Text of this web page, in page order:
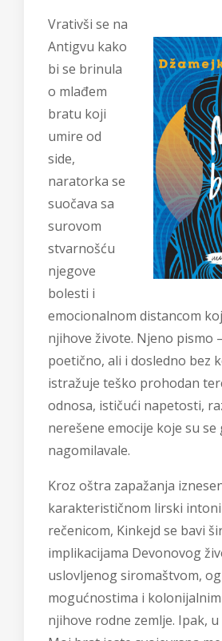
Vrativši se na
Antigvu kako
bi se brinula
o mlađem
bratu koji
umire od
side,
naratorka se
suočava sa
surovom
stvarnošću
njegove
bolesti i
emocionalnom distancom
njihove živote. Njeno pismo
poetično, ali i dosledno bez
istražuje teško prohodan
odnosa, ističući napetosti,
nerešene emocije koje su se
nagomilavale.
Kroz oštra zapažanja
karakterističnom lirski
rečenicom, Kinkejd se bavi
implikacijama Devonovog
uslovljenog siromaštvom,
mogućnostima i
njihove rodne zemlje. Ipak,